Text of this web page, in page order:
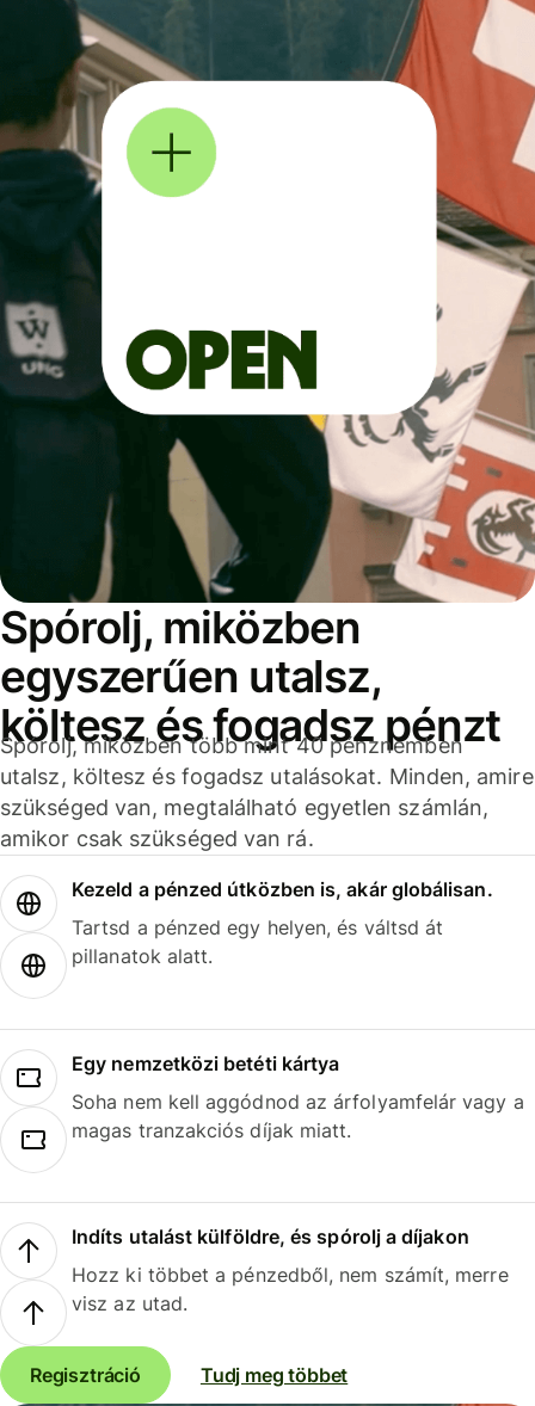
Spórolj, miközben
egyszerűen utalsz,
költesz és fogadsz pénzt
Spórolj, miközben több mint 40 pénznemben
utalsz, költesz és fogadsz utalásokat. Minden, amire
szükséged van, megtalálható egyetlen számlán,
amikor csak szükséged van rá.
Kezeld a pénzed útközben is, akár globálisan.
Tartsd a pénzed egy helyen, és váltsd át
pillanatok alatt.
Egy nemzetközi betéti kártya
Soha nem kell aggódnod az árfolyamfelár vagy a
magas tranzakciós díjak miatt.
Indíts utalást külföldre, és spórolj a díjakon
Hozz ki többet a pénzedből, nem számít, merre
visz az utad.
Regisztráció Tudj meg többet